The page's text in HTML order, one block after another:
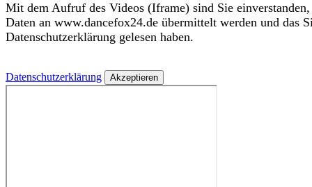
Mit dem Aufruf des Videos (Iframe) sind Sie einverstanden,
Daten an www.dancefox24.de übermittelt werden und das
Datenschutzerklärung gelesen haben.
Datenschutzerklärung